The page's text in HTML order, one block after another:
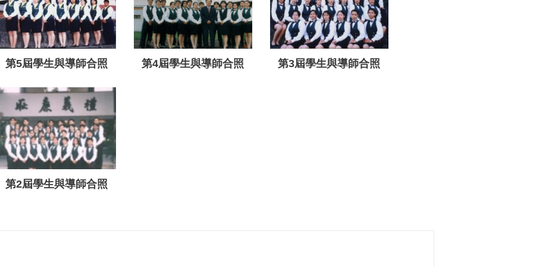
第5屆學生與導師合照 第4屆學生與導師合照 第3屆學生與導師合照
第2屆學生與導師合照